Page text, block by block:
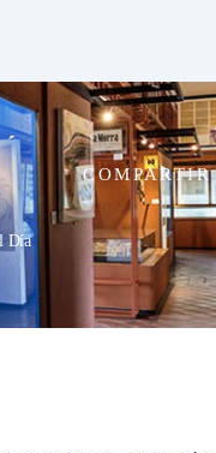
Día
COMPARTIR